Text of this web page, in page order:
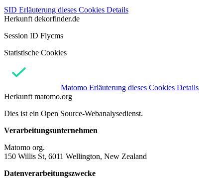
SID Erläuterung dieses Cookies Details
Herkunft dekorfinder.de
Session ID Flycms
Statistische Cookies
Matomo Erläuterung dieses Cookies Details
Herkunft matomo.org
Dies ist ein Open Source-Webanalysedienst.
Verarbeitungsunternehmen
Matomo org.
150 Willis St, 6011 Wellington, New Zealand
Datenverarbeitungszwecke